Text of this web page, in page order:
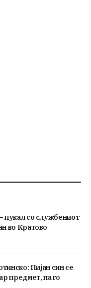
пукал со службениот
во Кратово
Пијан син се
предмет, па го